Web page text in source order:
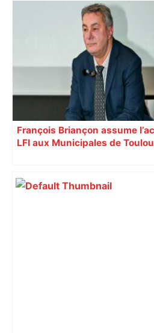
François Briançon assume
LFI aux Municipales de